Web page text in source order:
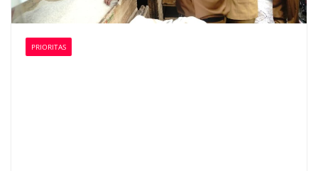
PRIORITAS